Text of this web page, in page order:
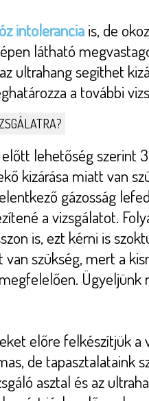
intolerancia is, de
látható
ultrahang segíthet
a további
lehetőség szerint
kizárása miatt van
gázosság
a vizsgálatot.
is, ezt kérni is
van szükség, mert a
Ügyeljünk
előre felkészítjük a
de tapasztalataink
asztal és az